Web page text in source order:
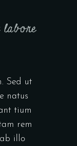
labore
Sed ut
natus
tium
rem
illo